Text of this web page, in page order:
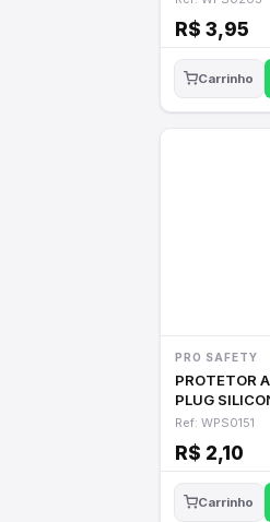
R$ 3,95
Carrinho
PRO SAFETY
PROTETOR
PLUG
LARANJA
Ref: WPS0151
R$ 2,10
Carrinho